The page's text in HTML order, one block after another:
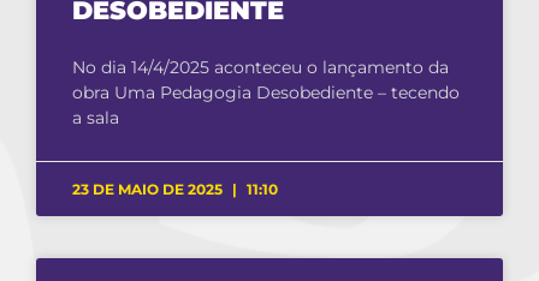
DESOBEDIENTE
No dia 14/4/2025 aconteceu o lançamento da
obra Uma Pedagogia Desobediente – tecendo
a sala
23 DE MAIO DE 2025 11:10